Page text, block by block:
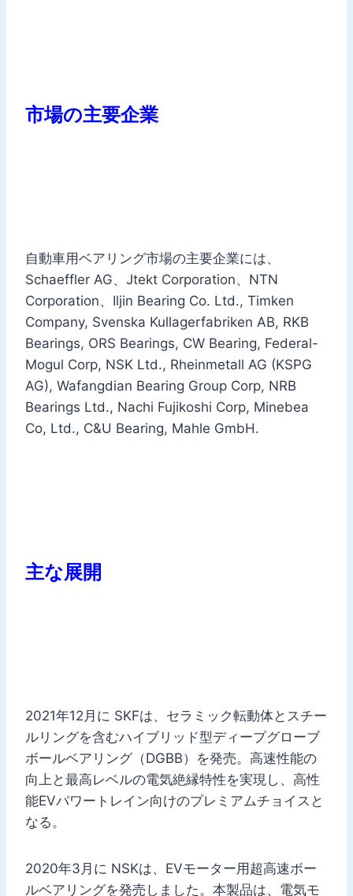
市場の主要企業
自動車用ベアリング市場の主要企業には、
Schaeffler AG、Jtekt Corporation、NTN
Corporation、Iljin Bearing Co. Ltd., Timken
Company, Svenska Kullagerfabriken AB, RKB
Bearings, ORS Bearings, CW Bearing, Federal-
Mogul Corp, NSK Ltd., Rheinmetall AG (KSPG
AG), Wafangdian Bearing Group Corp, NRB
Bearings Ltd., Nachi Fujikoshi Corp, Minebea
Co, Ltd., C&U Bearing, Mahle GmbH.
主な展開
2021年12月に SKFは、セラミック転動体とスチー
ルリングを含むハイブリッド型ディープグローブ
ボールベアリング（DGBB）を発売。高速性能の
向上と最高レベルの電気絶縁特性を実現し、高性
能EVパワートレイン向けのプレミアムチョイスと
なる。
2020年3月に NSKは、EVモーター用超高速ボー
ルベアリングを発売しました。本製品は、電気モ